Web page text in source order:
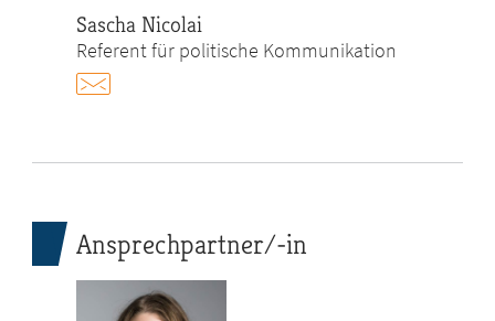
Sascha Nicolai
Referent für politische Kommunikation
Ansprechpartner/-in